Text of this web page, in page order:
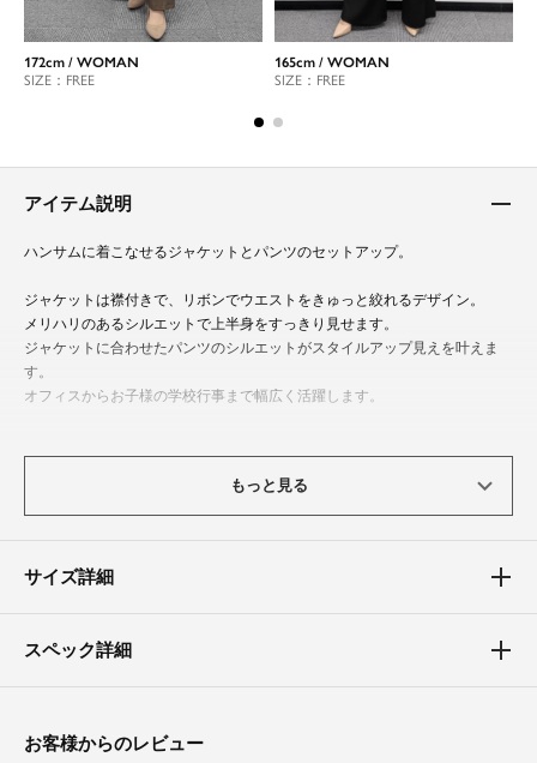
172cm / WOMAN
SIZE：FREE
165cm / WOMAN
SIZE：FREE
アイテム説明
ハンサムに着こなせるジャケットとパンツのセットアップ。
ジャケットは襟付きで、リボンでウエストをきゅっと絞れるデザイン。
メリハリのあるシルエットで上半身をすっきり見せます。
ジャケットに合わせたパンツのシルエットがスタイルアップ見えを叶えま
す。
オフィスからお子様の学校行事まで幅広く活躍します。
着用する時に、ウエストや裾をロールアップして頂き、丈をお好みに調整し
てお楽しみください。
体型カバーポイント
もっと見る
サイズ詳細
スペック詳細
お客様からのレビュー